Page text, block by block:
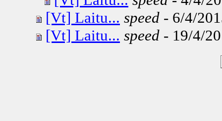
[Vt] Laitu... speed - 6/4/
[Vt] Laitu... speed - 19/4/